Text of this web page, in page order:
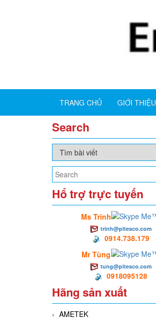
TRANG CHỦ GIỚI THIỆU
Search
Hổ trợ trực tuyến
Ms Trinh
trinh@pitesco.com
0914.738.179
Mr Tùng
tung@pitesco.com
0918095128
Hãng sản xuất
AMETEK